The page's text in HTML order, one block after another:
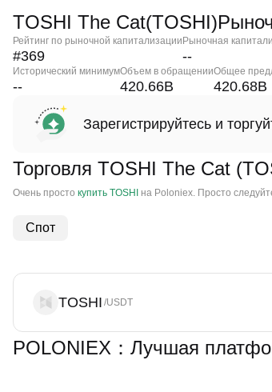
TOSHI The
Рейтинг по рыночной капитализации
#369
Рыночная
--
Исторический минимум
--
Объем в обращении
420.66B
Общее
420.68B
Зарегистрируйтесь и
Торговля TOSHI The Cat
Очень просто купить TOSHI на Poloniex. Просто
Спот
TOSHI /USDT
POLONIEX：Лучшая